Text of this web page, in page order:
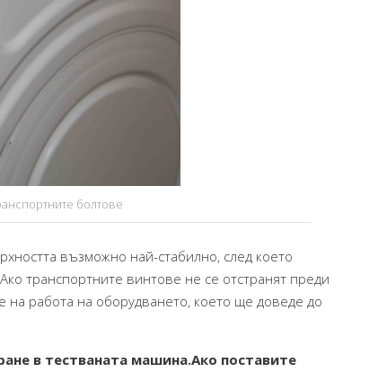
болтове
възможно най-стабилно, след което
транспортните винтове не се отстранят преди
работа на оборудването, което ще доведе до
в тестваната машина.Ако поставите